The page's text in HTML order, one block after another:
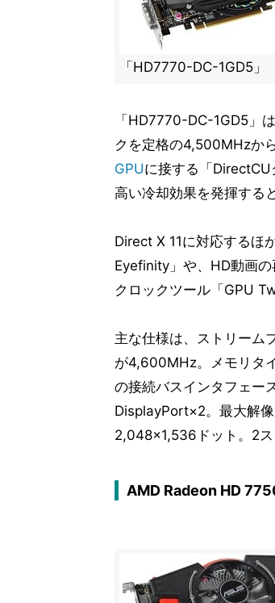
「HD7770-DC-1GD5」
「HD7770-DC-1GD5」
クを定格の4,500MHzか
GPUに接する「
高い冷却効果を発揮する
Direct X 11に対応するほ
Eyefinity」や、HD動画
クロックツール「GPU
主な仕様は、ストリーム
が4,600MHz。メモリタ
の接続バスインタフェー
DisplayPort×2。最大解
2,048×1,536ドット。2
AMD Radeon HD